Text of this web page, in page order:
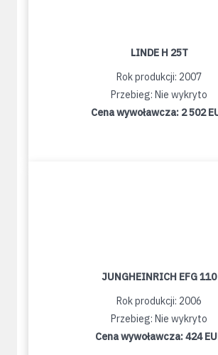
LINDE H 25T
Rok produkcji: 2007
Przebieg: Nie wykryto
Cena wywoławcza: 2 502
JUNGHEINRICH EFG 110
Rok produkcji: 2006
Przebieg: Nie wykryto
Cena wywoławcza:424